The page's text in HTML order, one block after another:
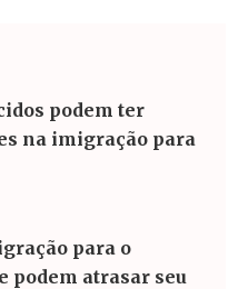
podem ter
na imigração para
para o
podem atrasar seu